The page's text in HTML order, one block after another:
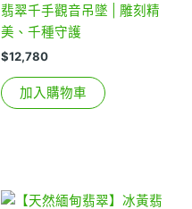
翡翠千手觀音吊墜 | 雕刻精
美、千種守護
$12,780
加入購物車